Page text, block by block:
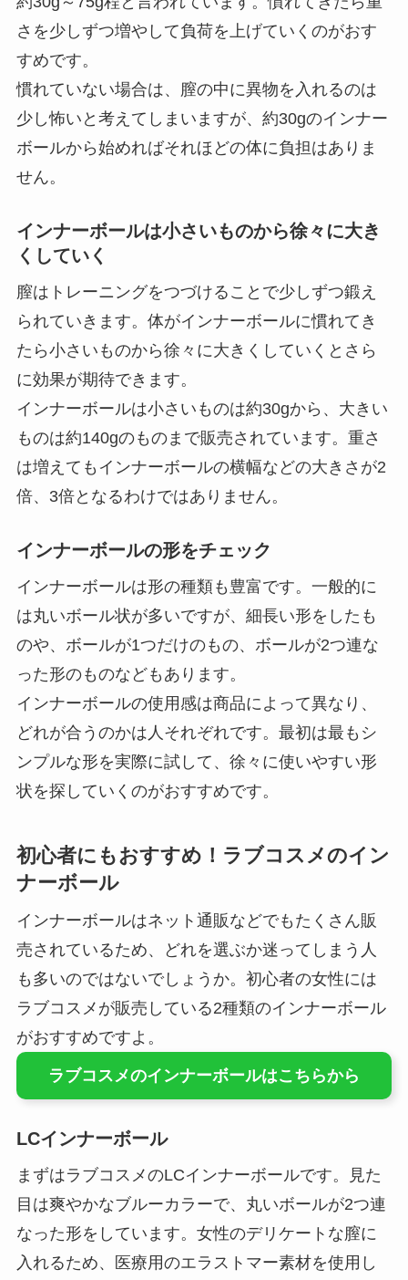
さを少しずつ増やして負荷を上げていくのがおす
すめです。
慣れていない場合は、膣の中に異物を入れるのは
少し怖いと考えてしまいますが、約30gのインナー
ボールから始めればそれほどの体に負担はありま
せん。
インナーボールは小さいものから徐々に大き
くしていく
膣はトレーニングをつづけることで少しずつ鍛え
られていきます。体がインナーボールに慣れてき
たら小さいものから徐々に大きくしていくとさら
に効果が期待できます。
インナーボールは小さいものは約30gから、大きい
ものは約140gのものまで販売されています。重さ
は増えてもインナーボールの横幅などの大きさが2
倍、3倍となるわけではありません。
インナーボールの形をチェック
インナーボールは形の種類も豊富です。一般的に
は丸いボール状が多いですが、細長い形をしたも
のや、ボールが1つだけのもの、ボールが2つ連な
った形のものなどもあります。
インナーボールの使用感は商品によって異なり、
どれが合うのかは人それぞれです。最初は最もシ
ンプルな形を実際に試して、徐々に使いやすい形
状を探していくのがおすすめです。
初心者にもおすすめ！ラブコスメのイン
ナーボール
インナーボールはネット通販などでもたくさん販
売されているため、どれを選ぶか迷ってしまう人
も多いのではないでしょうか。初心者の女性には
ラブコスメが販売している2種類のインナーボール
がおすすめですよ。
ラブコスメのインナーボールはこちらから
LCインナーボール
まずはラブコスメのLCインナーボールです。見た
目は爽やかなブルーカラーで、丸いボールが2つ連
なった形をしています。女性のデリケートな膣に
入れるため、医療用のエラストマー素材を使用し